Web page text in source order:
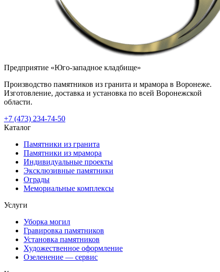
Предприятие «Юго-западное кладбище»
Производство памятников из гранита и мрамора в Воронеже.
Изготовление, доставка и установка по всей Воронежской
области.
+7 (473) 234-74-50
Каталог
Памятники из гранита
Памятники из мрамора
Индивидуальные проекты
Эксклюзивные памятники
Ограды
Мемориальные комплексы
Услуги
Уборка могил
Гравировка памятников
Установка памятников
Художественное оформление
Озеленение — сервис